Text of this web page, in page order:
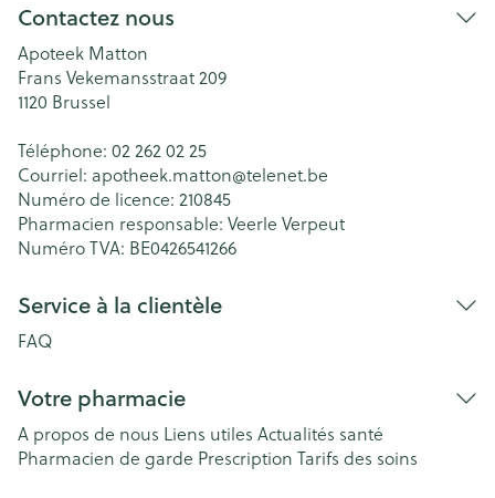
Contactez nous
Apoteek Matton
Frans Vekemansstraat 209
1120 Brussel
Téléphone: 02 262 02 25
Courriel: apotheek.matton@telenet.be
Numéro de licence: 210845
Pharmacien responsable: Veerle Verpeut
Numéro TVA: BE0426541266
Service à la clientèle
FAQ
Votre pharmacie
A propos de nous Liens utiles Actualités santé
Pharmacien de garde Prescription Tarifs des soins